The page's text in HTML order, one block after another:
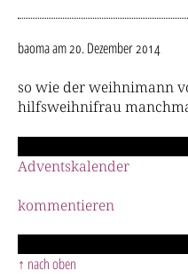
baomaam 20. Dezember 2014
so wie der weihnimann
hilfsweihnifrau
Adventskalender
kommentieren
nach oben